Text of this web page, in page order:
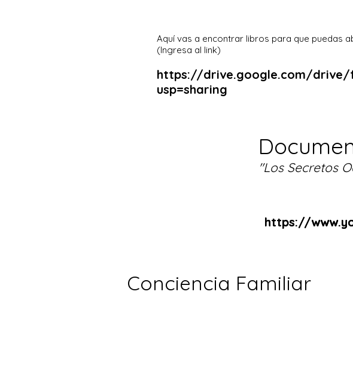
Aquí vas a encontrar libros para que
(Ingresa al link)
https://drive.google.com/drive/
usp=sharing
"Los Secretos
https://
https://
Conciencia Familiar